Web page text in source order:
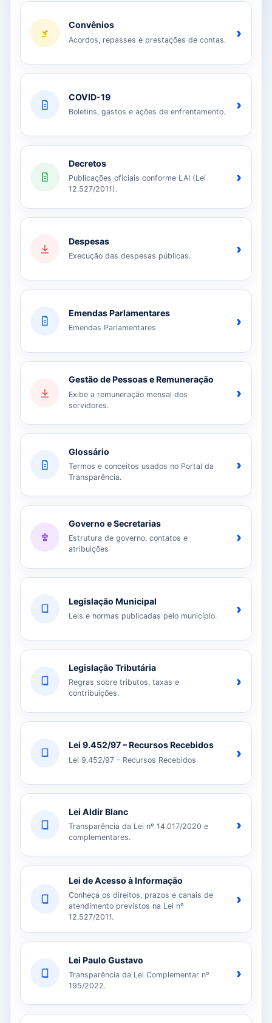
Convênios
Acordos, repasses e prestações de contas. ›
COVID-19
Boletins, gastos e ações de enfrentamento. ›
Decretos
Publicações oficiais conforme LAI (Lei
12.527/2011).
›
Despesas
Execução das despesas públicas. ›
Emendas Parlamentares
Emendas Parlamentares ›
Gestão de Pessoas e Remuneração
Exibe a remuneração mensal dos
servidores.
›
Glossário
Termos e conceitos usados no Portal da
Transparência.
›
Governo e Secretarias
Estrutura de governo, contatos e
atribuições
›
Legislação Municipal
Leis e normas publicadas pelo município. ›
Legislação Tributária
Regras sobre tributos, taxas e
contribuições.
›
Lei 9.452/97 – Recursos Recebidos
Lei 9.452/97 – Recursos Recebidos ›
Lei Aldir Blanc
Transparência da Lei nº 14.017/2020 e
complementares.
›
Lei de Acesso à Informação
Conheça os direitos, prazos e canais de
atendimento previstos na Lei nº
12.527/2011.
›
Lei Paulo Gustavo
Transparência da Lei Complementar nº
195/2022.
›